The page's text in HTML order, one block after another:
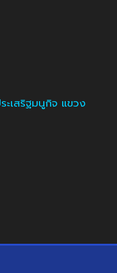
ะเสริฐมนูกิจ แขวง